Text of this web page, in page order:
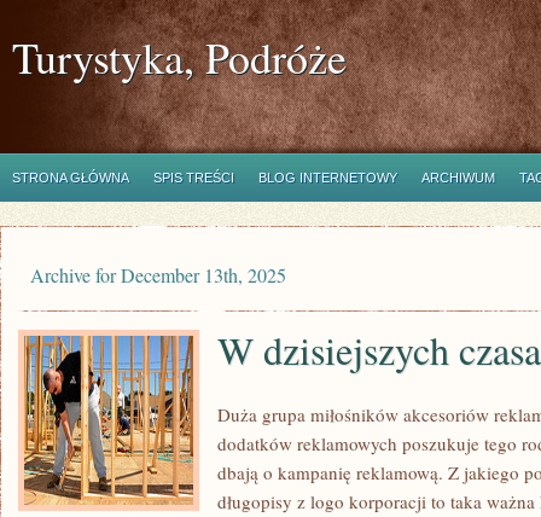
Turystyka, Podróże
STRONA GŁÓWNA SPIS TREŚCI BLOG INTERNETOWY ARCHIWUM
Archive for December 13th, 2025
W dzisiejszych
Duża grupa miłośników akcesoriów
dodatków reklamowych poszukuje tego
dbają o kampanię reklamową. Z jakiego
długopisy z logo korporacji to taka